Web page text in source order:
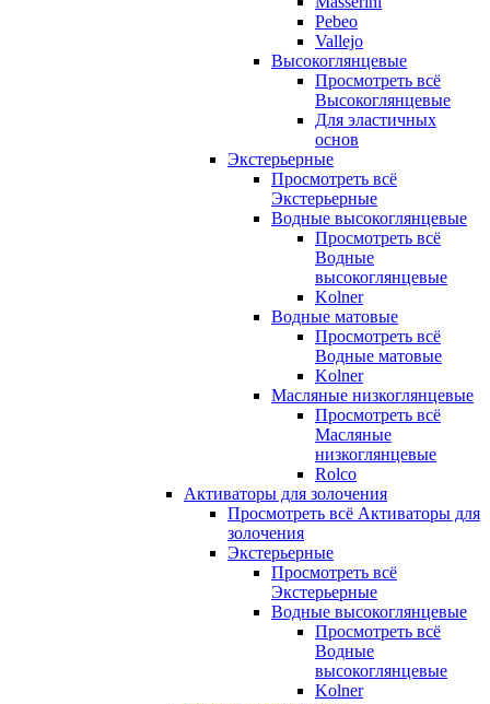
Pebeo
Vallejo
Высокоглянцевые
Просмотреть всё
Высокоглянцевые
Для эластичных
основ
Экстерьерные
Просмотреть всё
Экстерьерные
Водные высокоглянцевые
Просмотреть всё
Водные
высокоглянцевые
Kolner
Водные матовые
Просмотреть всё
Водные матовые
Kolner
Масляные низкоглянцевые
Просмотреть всё
Масляные
низкоглянцевые
Rolco
Активаторы для золочения
Просмотреть всё Активаторы для
золочения
Экстерьерные
Просмотреть всё
Экстерьерные
Водные высокоглянцевые
Просмотреть всё
Водные
высокоглянцевые
Kolner